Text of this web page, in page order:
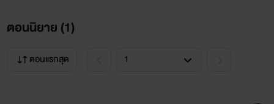
ใส่บา เรตะ:!!!ระ...รุ่นพี่ฮาโตะ==)!!ปล่อยผม ฮาโตะ:แบกเรตะขึ้น
บา//ตัวเบาจังนะ เรตะ:!!!รุ่นพี่ผมต้องเข้าเรียนนะคับ ฮาโตะ:แบกเร
ตอนนิยาย (1)
ตอนแรกสุด